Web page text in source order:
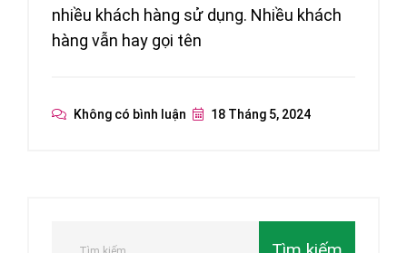
nhiều khách hàng sử dụng. Nhiều khách
hàng vẫn hay gọi tên
Không có bình luận 18 Tháng 5, 2024